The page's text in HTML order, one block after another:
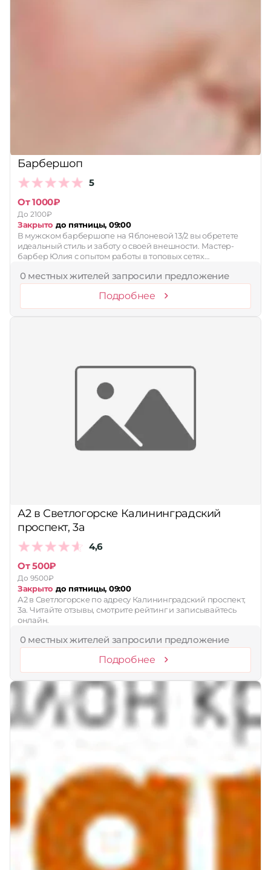
Барбершоп
5
От 1000₽
До 2100₽
Закрыто до пятницы, 09:00
В мужском барбершопе на Яблоневой 13/2 вы обретете
идеальный стиль и заботу о своей внешности. Мастер-
барбер Юлия с опытом работы в топовых сетях…
0 местных жителей запросили предложение
Подробнее
А2 в Светлогорске Калининградский
проспект, 3а
4,6
От 500₽
До 9500₽
Закрыто до пятницы, 09:00
А2 в Светлогорске по адресу Калининградский проспект,
3а. Читайте отзывы, смотрите рейтинг и записывайтесь
онлайн.
0 местных жителей запросили предложение
Подробнее